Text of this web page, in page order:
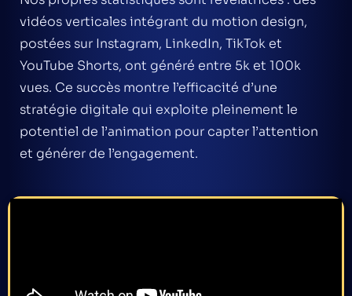
vidéos verticales intégrant du motion design,
postées sur Instagram, LinkedIn, TikTok et
YouTube Shorts, ont généré entre 5k et 100k
vues. Ce succès montre l’efficacité d’une
stratégie digitale qui exploite pleinement le
potentiel de l’animation pour capter l’attention
et générer de l’engagement.